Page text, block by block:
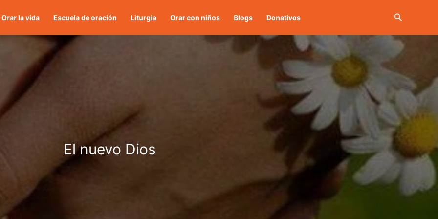
Orar la vida Escuela de oración Liturgia Orar con niños Blogs Donativos Buscar
El nuevo Dios